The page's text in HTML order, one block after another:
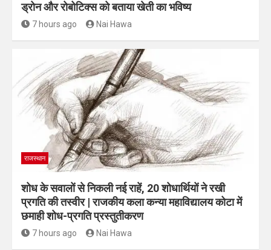
ड्रोन और रोबोटिक्स को बताया खेती का भविष्य
7 hours ago Nai Hawa
राजस्थान
शोध के सवालों से निकली नई राहें, 20 शोधार्थियों ने रखी
प्रगति की तस्वीर | राजकीय कला कन्या महाविद्यालय कोटा में
छमाही शोध-प्रगति प्रस्तुतीकरण
7 hours ago Nai Hawa